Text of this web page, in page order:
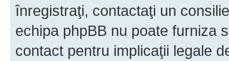
înregistraţi, contactaţi un
echipa phpBB nu poate furniza
contact pentru implicaţii legale